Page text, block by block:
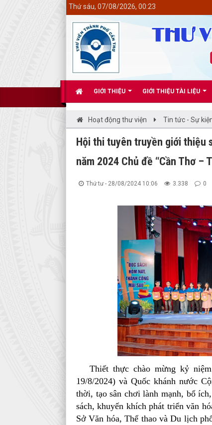
GIỚI THIỆU GIỚI THIỆU TÀI LIỆU
Thứ sáu, 07/08/2026, 00:23
Hoạt động thư viện Tin tức - Sự
Hội thi tuyên truyền giới thiệu
năm 2024 Chủ đề “Cần Thơ –
Thứ tư - 28/08/2024 10:06 3.338 0
Thiết thực chào mừng kỷ niệm
19/8/2024) và Quốc khánh nước
thời, tạo sân chơi lành mạnh, bổ
sách, khuyến khích phát triển văn
Sở Văn hóa, Thể thao và Du lịch